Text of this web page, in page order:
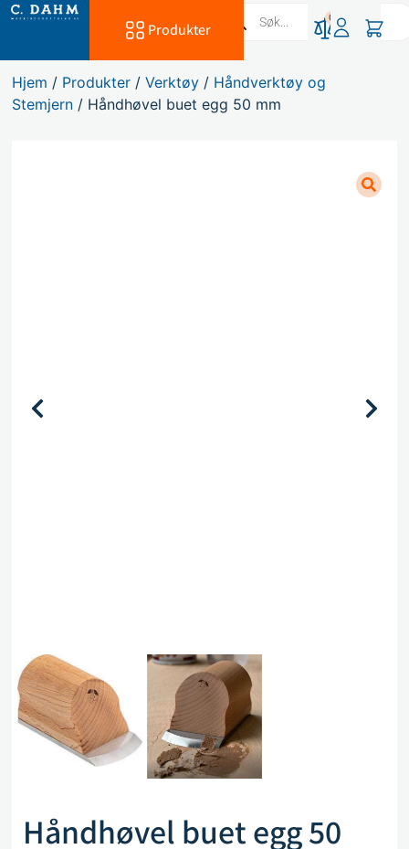
Produkter
0
Hjem / Produkter /Verktøy / Håndverktøy og
Stemjern / Håndhøvel buet egg 50 mm
Håndhøvel buet egg 50